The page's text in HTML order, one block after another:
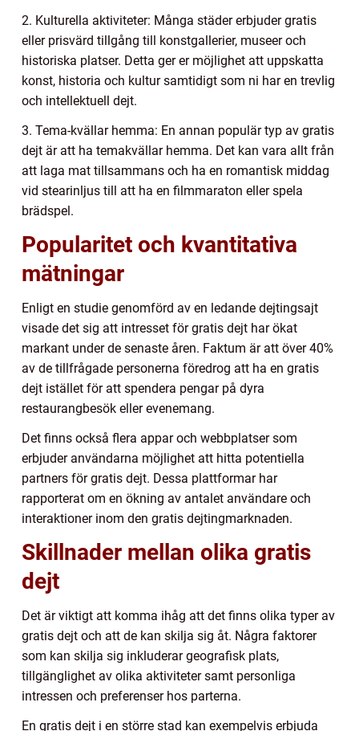
2. Kulturella aktiviteter: Många städer erbjuder gratis
eller prisvärd tillgång till konstgallerier, museer och
historiska platser. Detta ger er möjlighet att uppskatta
konst, historia och kultur samtidigt som ni har en trevlig
och intellektuell dejt.
3. Tema-kvällar hemma: En annan populär typ av gratis
dejt är att ha temakvällar hemma. Det kan vara allt från
att laga mat tillsammans och ha en romantisk middag
vid stearinljus till att ha en filmmaraton eller spela
brädspel.
Popularitet och kvantitativa
mätningar
Enligt en studie genomförd av en ledande dejtingsajt
visade det sig att intresset för gratis dejt har ökat
markant under de senaste åren. Faktum är att över 40%
av de tillfrågade personerna föredrog att ha en gratis
dejt istället för att spendera pengar på dyra
restaurangbesök eller evenemang.
Det finns också flera appar och webbplatser som
erbjuder användarna möjlighet att hitta potentiella
partners för gratis dejt. Dessa plattformar har
rapporterat om en ökning av antalet användare och
interaktioner inom den gratis dejtingmarknaden.
Skillnader mellan olika gratis
dejt
Det är viktigt att komma ihåg att det finns olika typer av
gratis dejt och att de kan skilja sig åt. Några faktorer
som kan skilja sig inkluderar geografisk plats,
tillgänglighet av olika aktiviteter samt personliga
intressen och preferenser hos parterna.
En gratis dejt i en större stad kan exempelvis erbjuda